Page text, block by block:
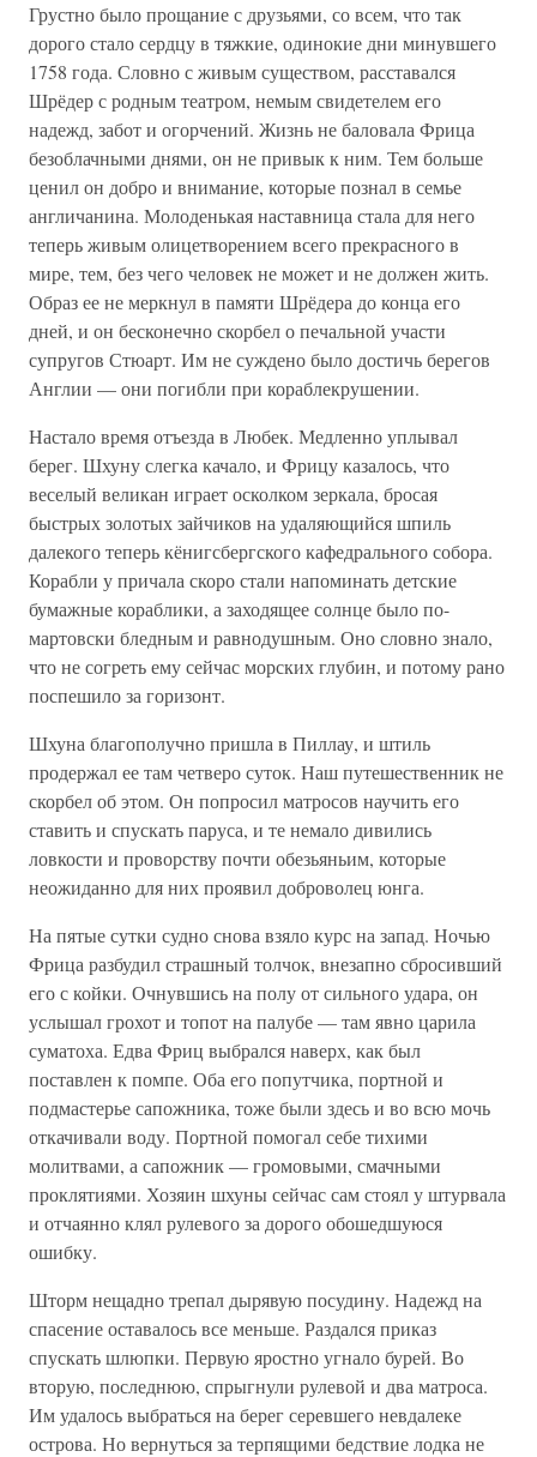
Грустно было прощание с друзьями, со всем, что так
дорого стало сердцу в тяжкие, одинокие дни минувшего
1758 года. Словно с живым существом, расставался
Шрёдер с родным театром, немым свидетелем его
надежд, забот и огорчений. Жизнь не баловала Фрица
безоблачными днями, он не привык к ним. Тем больше
ценил он добро и внимание, которые познал в семье
англичанина. Молоденькая наставница стала для него
теперь живым олицетворением всего прекрасного в
мире, тем, без чего человек не может и не должен жить.
Образ ее не меркнул в памяти Шрёдера до конца его
дней, и он бесконечно скорбел о печальной участи
супругов Стюарт. Им не суждено было достичь берегов
Англии — они погибли при кораблекрушении.
Настало время отъезда в Любек. Медленно уплывал
берег. Шхуну слегка качало, и Фрицу казалось, что
веселый великан играет осколком зеркала, бросая
быстрых золотых зайчиков на удаляющийся шпиль
далекого теперь кёнигсбергского кафедрального собора.
Корабли у причала скоро стали напоминать детские
бумажные кораблики, а заходящее солнце было по-
мартовски бледным и равнодушным. Оно словно знало,
что не согреть ему сейчас морских глубин, и потому рано
поспешило за горизонт.
Шхуна благополучно пришла в Пиллау, и штиль
продержал ее там четверо суток. Наш путешественник не
скорбел об этом. Он попросил матросов научить его
ставить и спускать паруса, и те немало дивились
ловкости и проворству почти обезьяньим, которые
неожиданно для них проявил доброволец юнга.
На пятые сутки судно снова взяло курс на запад. Ночью
Фрица разбудил страшный толчок, внезапно сбросивший
его с койки. Очнувшись на полу от сильного удара, он
услышал грохот и топот на палубе — там явно царила
суматоха. Едва Фриц выбрался наверх, как был
поставлен к помпе. Оба его попутчика, портной и
подмастерье сапожника, тоже были здесь и во всю мочь
откачивали воду. Портной помогал себе тихими
молитвами, а сапожник — громовыми, смачными
проклятиями. Хозяин шхуны сейчас сам стоял у штурвала
и отчаянно клял рулевого за дорого обошедшуюся
ошибку.
Шторм нещадно трепал дырявую посудину. Надежд на
спасение оставалось все меньше. Раздался приказ
спускать шлюпки. Первую яростно угнало бурей. Во
вторую, последнюю, спрыгнули рулевой и два матроса.
Им удалось выбраться на берег серевшего невдалеке
острова. Но вернуться за терпящими бедствие лодка не